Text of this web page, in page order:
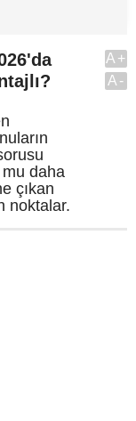
daha
çıkan
noktalar.
A+
A-